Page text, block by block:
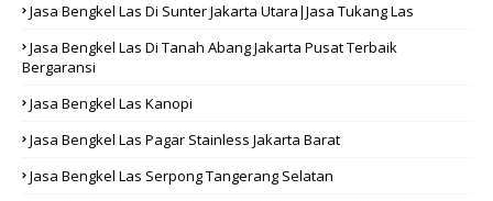
Jasa Bengkel Las Di Sunter Jakarta Utara|Jasa Tukang Las
Jasa Bengkel Las Di Tanah Abang Jakarta Pusat Terbaik
Bergaransi
Jasa Bengkel Las Kanopi
Jasa Bengkel Las Pagar Stainless Jakarta Barat
Jasa Bengkel Las Serpong Tangerang Selatan